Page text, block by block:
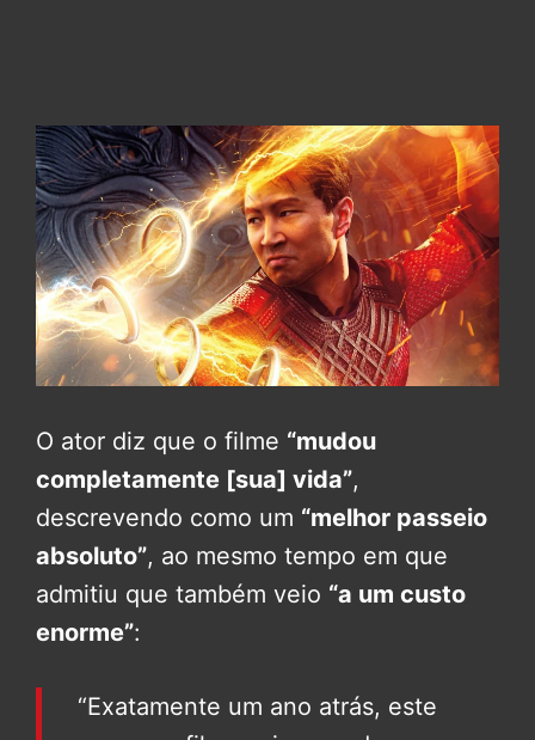
O ator diz que o filme “mudou
completamente [sua] vida”,
descrevendo como um “melhor passeio
absoluto”, ao mesmo tempo em que
admitiu que também veio “a um custo
enorme”:
“Exatamente um ano atrás, este